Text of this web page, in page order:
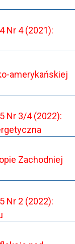
Nr 4 (2021):
amerykańskiej
Nr 3/4 (2022):
Zachodniej
Nr 2 (2022):